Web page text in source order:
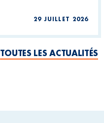
29 JUILLET 2026
TOUTES LES ACTUALITÉS